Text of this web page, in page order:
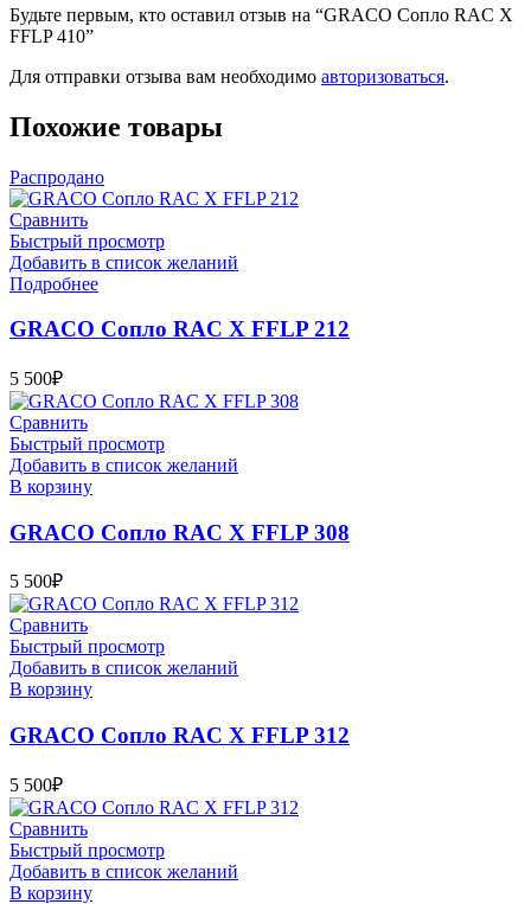
Будьте первым, кто оставил отзыв на “GRACO Сопло RAC X
FFLP 410”
Для отправки отзыва вам необходимо авторизоваться.
Похожие товары
Распродано
Сравнить
Быстрый просмотр
Добавить в список желаний
Подробнее
GRACO Сопло RAC X FFLP 212
5 500₽
Сравнить
Быстрый просмотр
Добавить в список желаний
В корзину
GRACO Сопло RAC X FFLP 308
5 500₽
Сравнить
Быстрый просмотр
Добавить в список желаний
В корзину
GRACO Сопло RAC X FFLP 312
5 500₽
Сравнить
Быстрый просмотр
Добавить в список желаний
В корзину